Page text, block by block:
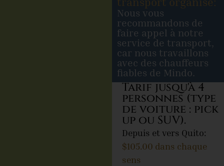
Nous vous
recommandons de
faire appel à notre
service de transport,
car nous travaillons
avec des chauffeurs
fiables de Mindo.
Tarif jusqu'à 4
personnes (type
de voiture : pick
up ou SUV).
Depuis et vers Quito:
$105.00 dans chaque
sens